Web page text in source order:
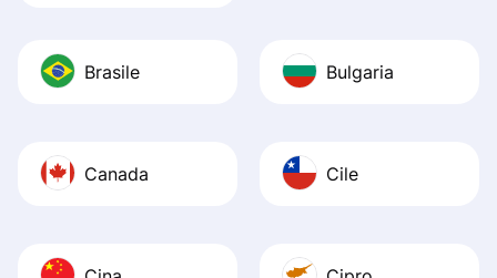
Brasile Bulgaria
Canada Cile